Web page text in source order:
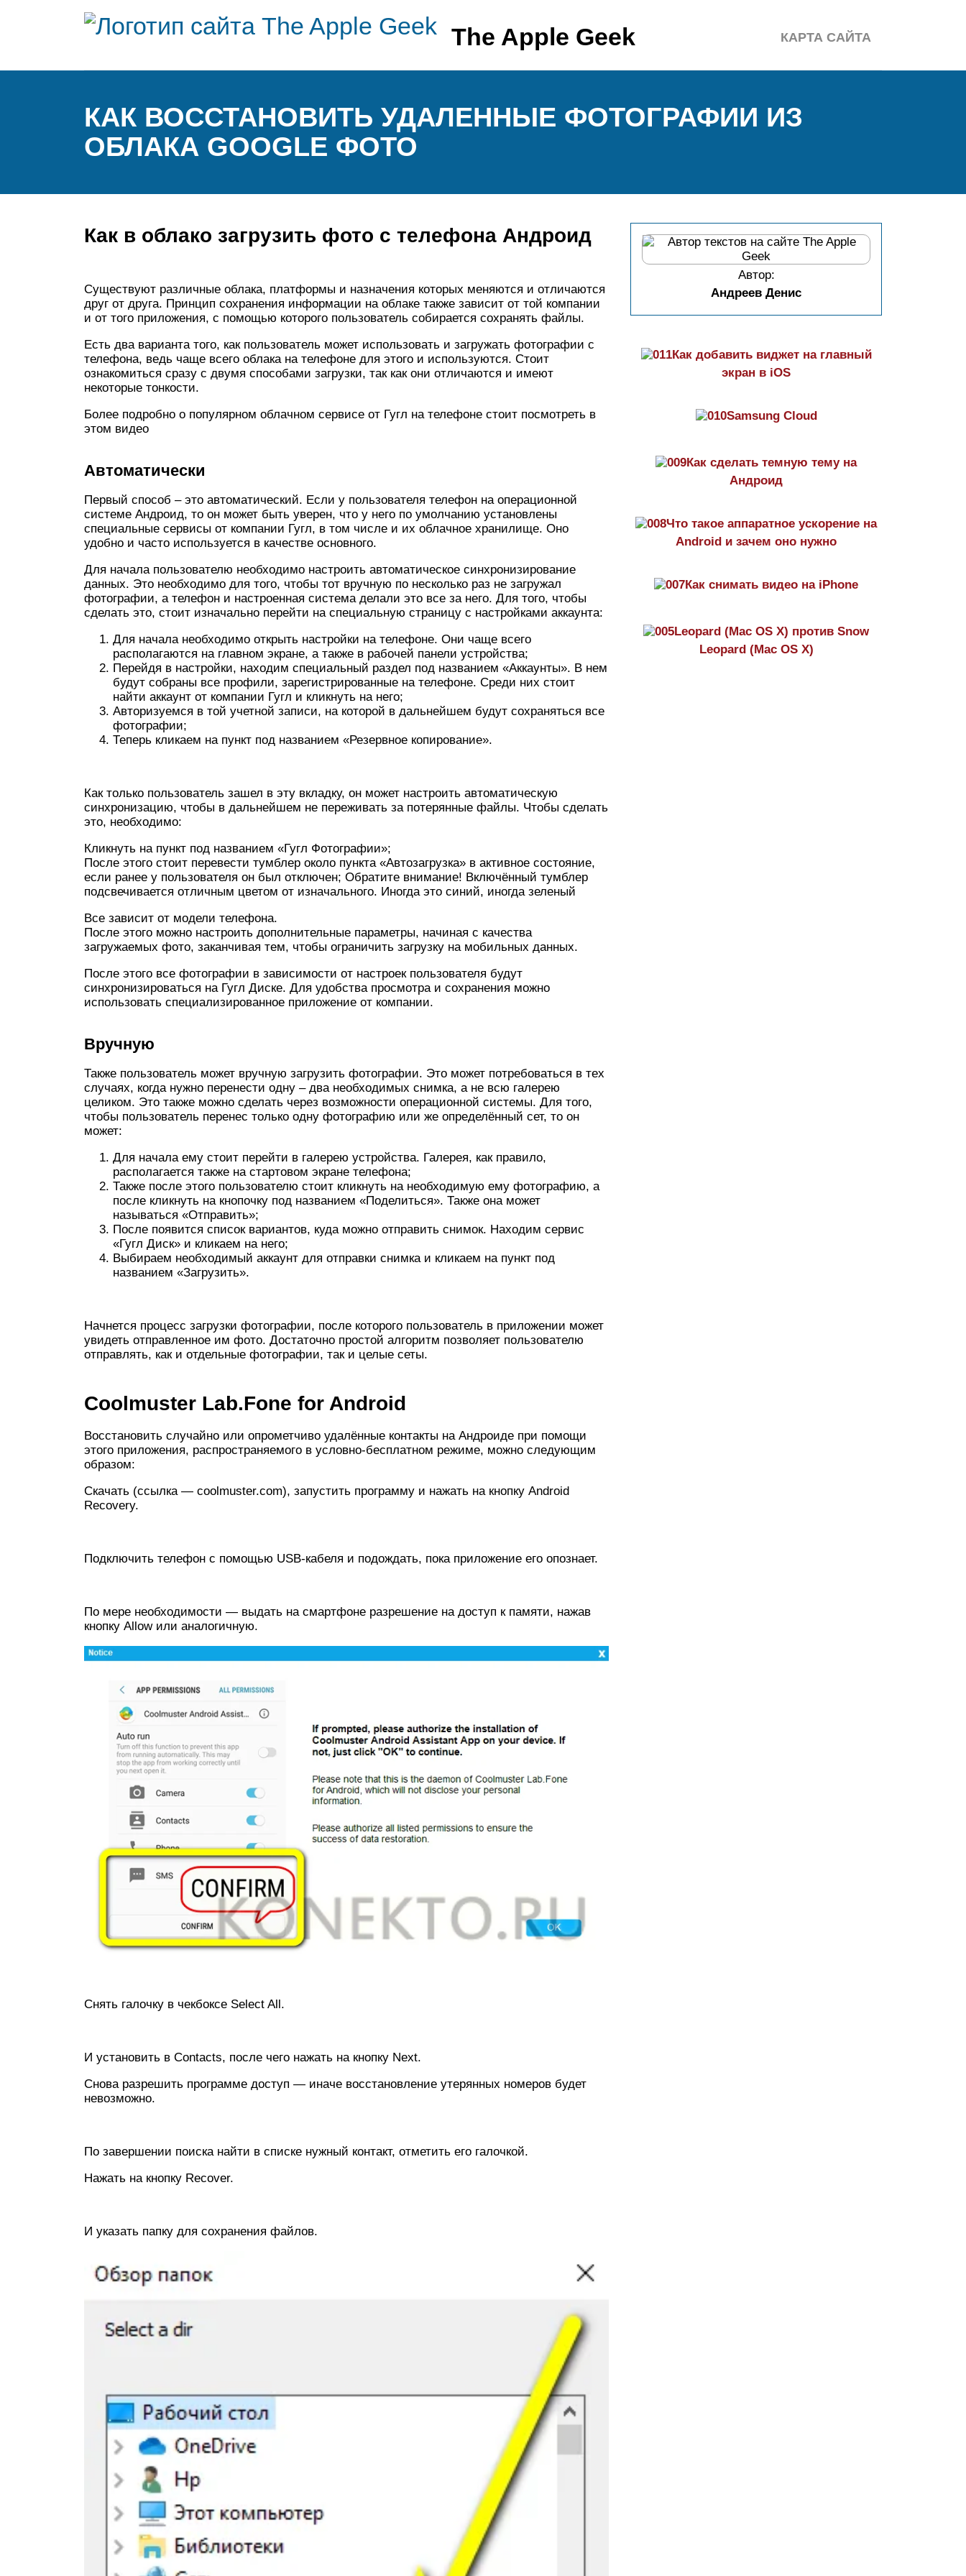
The Apple Geek КАРТА САЙТА
КАК ВОССТАНОВИТЬ УДАЛЕННЫЕ ФОТОГРАФИИ ИЗ
ОБЛАКА GOOGLE ФОТО
Как в облако загрузить фото с телефона Андроид
Существуют различные облака, платформы и назначения которых меняются и отличаются
друг от друга. Принцип сохранения информации на облаке также зависит от той компании
и от того приложения, с помощью которого пользователь собирается сохранять файлы.
Есть два варианта того, как пользователь может использовать и загружать фотографии с
телефона, ведь чаще всего облака на телефоне для этого и используются. Стоит
ознакомиться сразу с двумя способами загрузки, так как они отличаются и имеют
некоторые тонкости.
Более подробно о популярном облачном сервисе от Гугл на телефоне стоит посмотреть в
этом видео
Автоматически
Первый способ – это автоматический. Если у пользователя телефон на операционной
системе Андроид, то он может быть уверен, что у него по умолчанию установлены
специальные сервисы от компании Гугл, в том числе и их облачное хранилище. Оно
удобно и часто используется в качестве основного.
Для начала пользователю необходимо настроить автоматическое синхронизирование
данных. Это необходимо для того, чтобы тот вручную по несколько раз не загружал
фотографии, а телефон и настроенная система делали это все за него. Для того, чтобы
сделать это, стоит изначально перейти на специальную страницу с настройками аккаунта:
Для начала необходимо открыть настройки на телефоне. Они чаще всего
располагаются на главном экране, а также в рабочей панели устройства;
Перейдя в настройки, находим специальный раздел под названием «Аккаунты». В нем
будут собраны все профили, зарегистрированные на телефоне. Среди них стоит
найти аккаунт от компании Гугл и кликнуть на него;
Авторизуемся в той учетной записи, на которой в дальнейшем будут сохраняться все
фотографии;
Теперь кликаем на пункт под названием «Резервное копирование».
Как только пользователь зашел в эту вкладку, он может настроить автоматическую
синхронизацию, чтобы в дальнейшем не переживать за потерянные файлы. Чтобы сделать
это, необходимо:
Кликнуть на пункт под названием «Гугл Фотографии»;
После этого стоит перевести тумблер около пункта «Автозагрузка» в активное состояние,
если ранее у пользователя он был отключен; Обратите внимание! Включённый тумблер
подсвечивается отличным цветом от изначального. Иногда это синий, иногда зеленый
Все зависит от модели телефона.
После этого можно настроить дополнительные параметры, начиная с качества
загружаемых фото, заканчивая тем, чтобы ограничить загрузку на мобильных данных.
После этого все фотографии в зависимости от настроек пользователя будут
синхронизироваться на Гугл Диске. Для удобства просмотра и сохранения можно
использовать специализированное приложение от компании.
Вручную
Также пользователь может вручную загрузить фотографии. Это может потребоваться в тех
случаях, когда нужно перенести одну – два необходимых снимка, а не всю галерею
целиком. Это также можно сделать через возможности операционной системы. Для того,
чтобы пользователь перенес только одну фотографию или же определённый сет, то он
может:
Для начала ему стоит перейти в галерею устройства. Галерея, как правило,
располагается также на стартовом экране телефона;
Также после этого пользователю стоит кликнуть на необходимую ему фотографию, а
после кликнуть на кнопочку под названием «Поделиться». Также она может
называться «Отправить»;
После появится список вариантов, куда можно отправить снимок. Находим сервис
«Гугл Диск» и кликаем на него;
Выбираем необходимый аккаунт для отправки снимка и кликаем на пункт под
названием «Загрузить».
Начнется процесс загрузки фотографии, после которого пользователь в приложении может
увидеть отправленное им фото. Достаточно простой алгоритм позволяет пользователю
отправлять, как и отдельные фотографии, так и целые сеты.
Coolmuster Lab.Fone for Android
Восстановить случайно или опрометчиво удалённые контакты на Андроиде при помощи
этого приложения, распространяемого в условно-бесплатном режиме, можно следующим
образом:
Скачать (ссылка — coolmuster.com), запустить программу и нажать на кнопку Android
Recovery.
Подключить телефон с помощью USB-кабеля и подождать, пока приложение его опознает.
По мере необходимости — выдать на смартфоне разрешение на доступ к памяти, нажав
кнопку Allow или аналогичную.
Снять галочку в чекбоксе Select All.
И установить в Contacts, после чего нажать на кнопку Next.
Снова разрешить программе доступ — иначе восстановление утерянных номеров будет
невозможно.
По завершении поиска найти в списке нужный контакт, отметить его галочкой.
Нажать на кнопку Recover.
И указать папку для сохранения файлов.
Автор:
Андреев Денис
Как добавить виджет на главный
экран в iOS
Samsung Cloud
Как сделать темную тему на
Aндроид
Что такое аппаратное ускорение на
Android и зачем оно нужно
Как снимать видео на iPhone
Leopard (Mac OS X) против Snow
Leopard (Mac OS X)